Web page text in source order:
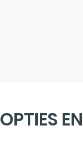
OPTIES